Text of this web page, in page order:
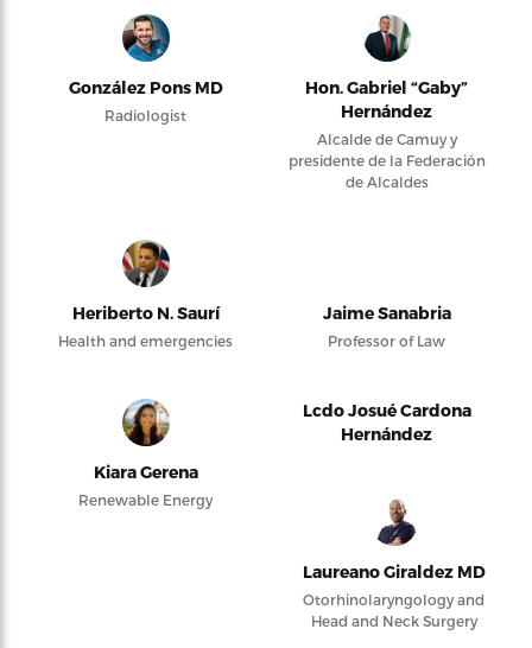
González Pons MD
Radiologist
Hon. Gabriel “Gaby”
Hernández
Alcalde de Camuy y
presidente de la Federación
de Alcaldes
Heriberto N. Saurí
Health and emergencies
Jaime Sanabria
Professor of Law
Kiara Gerena
Renewable Energy
Lcdo Josué Cardona
Hernández
Laureano Giraldez MD
Otorhinolaryngology and
Head and Neck Surgery